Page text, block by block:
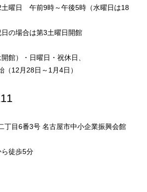
土曜日 午前9時～午後5時（水曜日は18
の場合は第3土曜日開館
館）・日曜日・祝休日、
（12月28日～1月4日）
丁目6番3号 名古屋市中小企業振興会館
徒歩5分